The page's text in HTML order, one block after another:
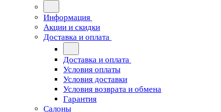
Информация
Акции и скидки
Доставка и оплата
Доставка и оплата
Условия оплаты
Условия доставки
Условия возврата и обмена
Гарантия
Салоны